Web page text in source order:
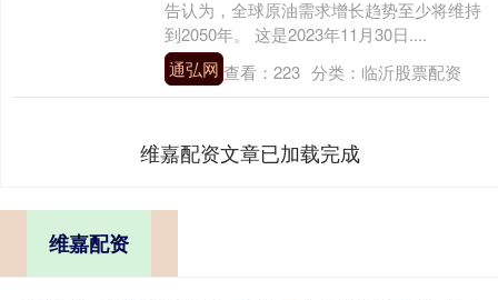
告认为，全球原油需求增长趋势至少将维持
到2050年。 这是2023年11月30日....
通弘网 查看： 223 分类： 临沂股票配资
维嘉配资文章已加载完成
维嘉配资